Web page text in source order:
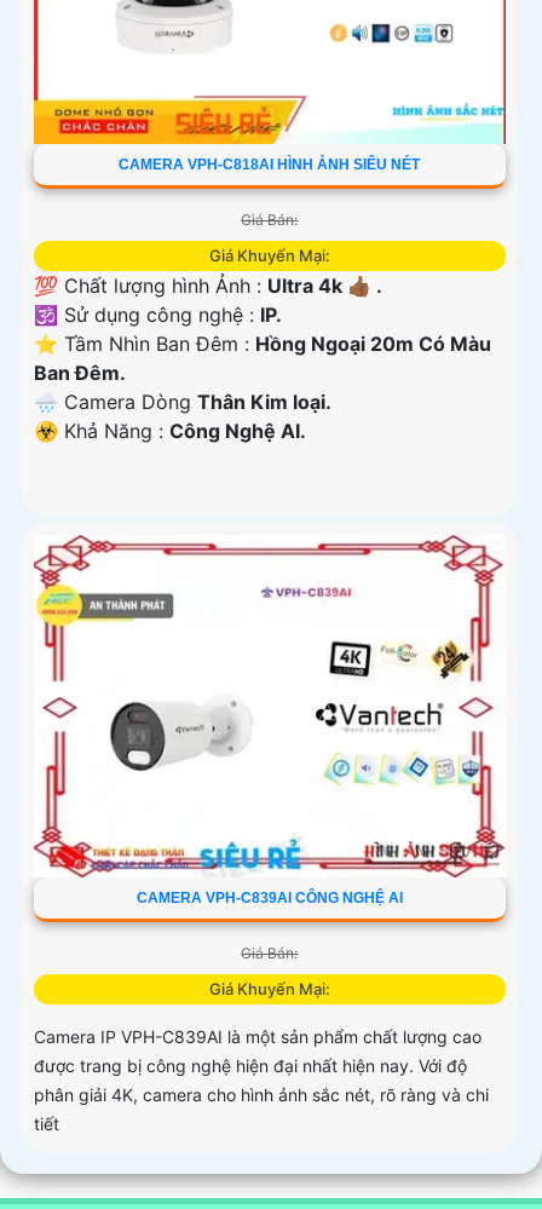
CAMERA VPH-C818AI HÌNH ẢNH SIÊU NÉT
Giá Bán:
Giá Khuyến Mại:
💯 Chất lượng hình Ảnh : Ultra 4k 👍🏾 .
🕉️ Sử dụng công nghệ : IP.
⭐ Tầm Nhìn Ban Đêm : Hồng Ngoại 20m Có Màu
Ban Ðêm.
🌧️ Camera Dòng Thân Kim loại.
️☣️ Khả Năng : Công Nghệ AI.
CAMERA VPH-C839AI CÔNG NGHỆ AI
Giá Bán:
Giá Khuyến Mại:
Camera IP VPH-C839AI là một sản phẩm chất lượng cao
được trang bị công nghệ hiện đại nhất hiện nay. Với độ
phân giải 4K, camera cho hình ảnh sắc nét, rõ ràng và chi
tiết